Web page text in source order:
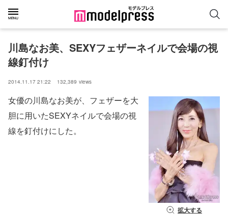
川島なお美、SEXYフェザーネイルで会場の視
線釘付け
2014.11.17 21:22 132,389 views
拡大する
女優の川島なお美が、フェザーを大
胆に用いたSEXYネイルで会場の視
線を釘付けにした。